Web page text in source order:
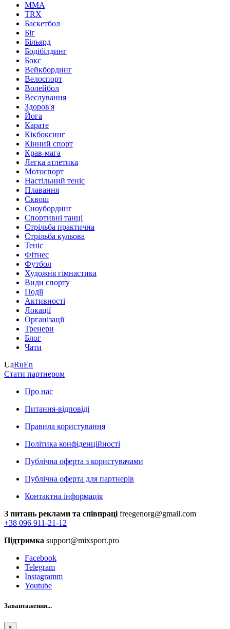
MMA
TRX
Баскетбол
Біг
Більярд
Бодібілдинг
Бокс
Вейкбординг
Велоспорт
Волейбол
Веслування
Здоров'я
Йога
Карате
Кікбоксинг
Кінний спорт
Крав-мага
Легка атлетика
Мотоспорт
Настільний теніс
Плавання
Сквош
Сноубординг
Спортивні танці
Стрільба практична
Стрільба кульова
Теніс
Фітнес
Футбол
Художня гімнастика
Види спорту
Події
Активності
Локації
Організації
Тренери
Блог
Чати
UaRuEn
Стати партнером
Про нас
Питання-відповіді
Правила користування
Політика конфіденційності
Публічна оферта з користувачами
Публічна оферта для партнерів
Контактна інформація
З питань реклами та співпраці freegenorg@gmail.com
+38 096 911-21-12
Підтримка support@mixsport.pro
Facebook
Telegram
Instagramm
Youtube
Завантаження...
×